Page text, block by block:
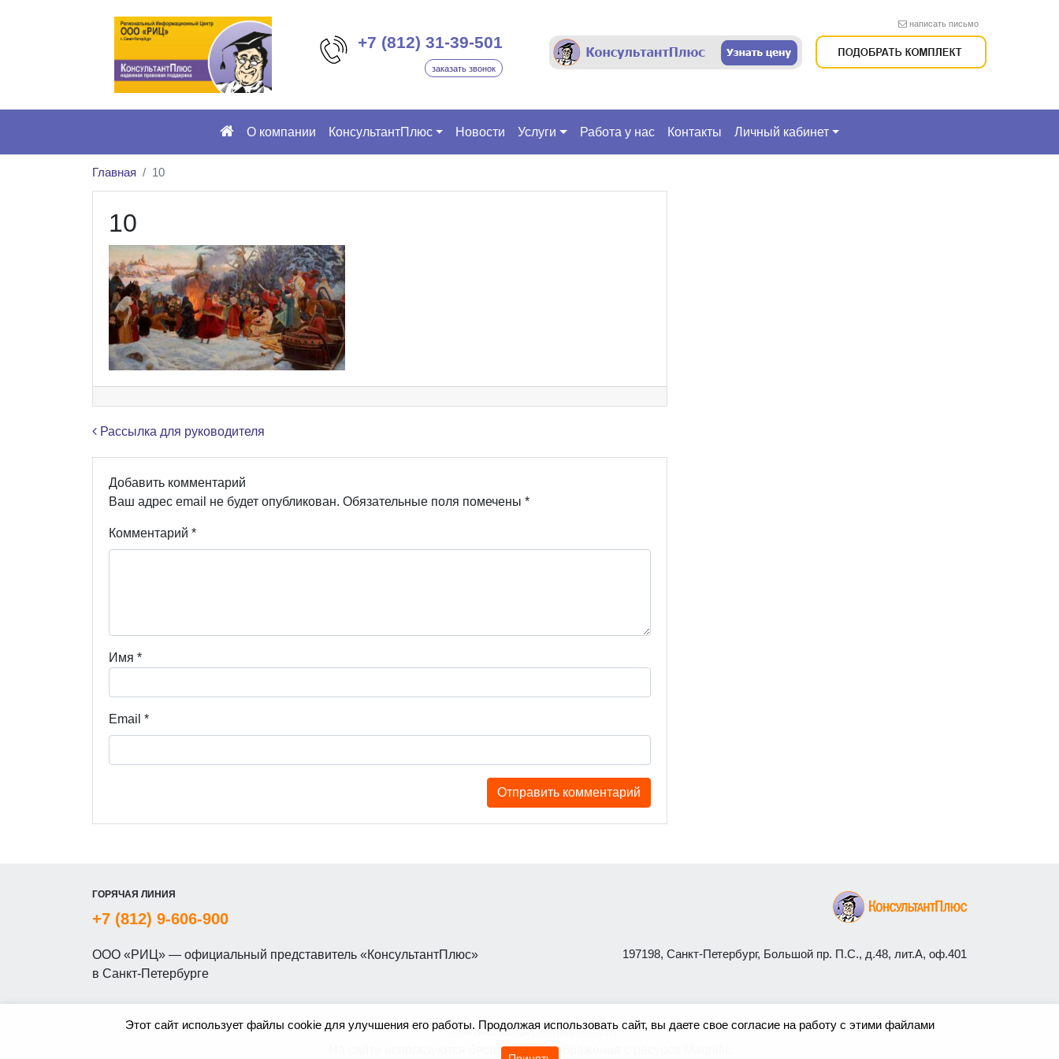
+7 (812) 31-39-501
заказать звонок
написать письмо
О компании КонсультантПлюс Новости Услуги Работа у нас Контакты Личный кабинет
Главная 10
10
Навигация по записям
Рассылка для руководителя
Добавить комментарий
Ваш адрес email не будет опубликован. Обязательные поля помечены *
Комментарий *
Имя *
Email *
ГОРЯЧАЯ ЛИНИЯ
+7 (812) 9-606-900
ООО «РИЦ» — официальный представитель «КонсультантПлюс»
в Санкт-Петербурге
197198, Санкт-Петербург, Большой пр. П.С., д.48, лит.А, оф.401
Политика конфиденциальности
На сайте используются бесплатные изображения с ресурса
Этот сайт использует файлы cookie для улучшения его работы. Продолжая использовать сайт, вы даете свое согласие на работу с этими файлами